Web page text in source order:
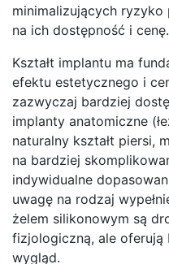
minimalizujących ryzyko
na ich dostępność i cenę.
Kształt implantu ma
efektu estetycznego i
zazwyczaj bardziej
implanty anatomiczne
naturalny kształt piersi,
na bardziej
indywidualne
uwagę na rodzaj
żelem silikonowym są
fizjologiczną, ale oferują
wygląd.